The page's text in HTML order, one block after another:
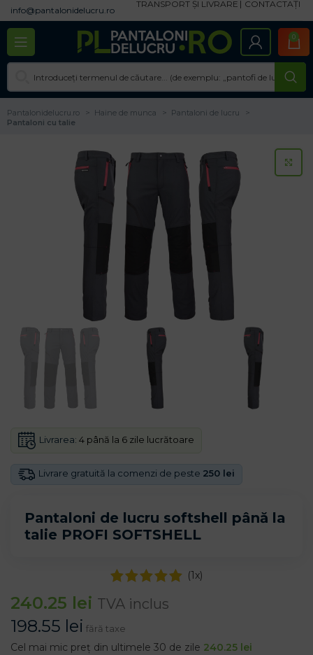
info@pantalonidelucru.ro
TRANSPORT ȘI LIVRARE CONTACTAȚI
0
Pantalonidelucru.ro Haine de munca
Pantaloni de lucru
Pantaloni cu talie
Pantaloni de lucru softshell până la
talie PROFI SOFTSHELL
Livrare gratuită la comenzi de peste 250 lei
Livrarea: 4 până la 6 zile lucrătoare
(1x)
240.25 lei TVA inclus
198.55 lei fără taxe
Cel mai mic preț din ultimele 30 de zile 240.25 lei